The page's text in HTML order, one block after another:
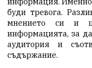
буди тревога.
мнението си и
информацията, за
аудитория и
съдържание.